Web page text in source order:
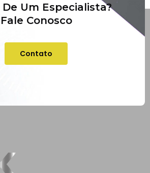
De Um Especialista?
Fale Conosco
Contato